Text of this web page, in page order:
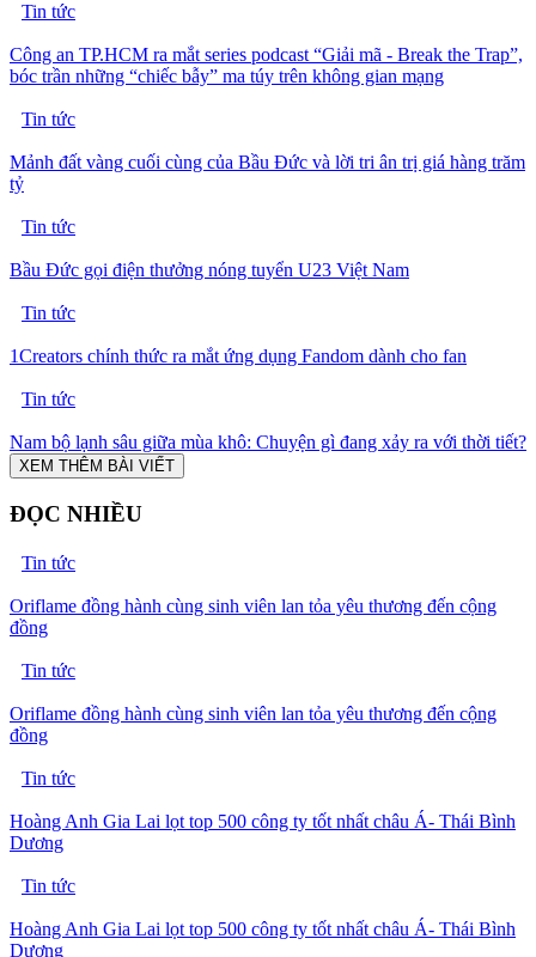
Tin tức
Công an TP.HCM ra mắt series podcast “Giải mã - Break the Trap”,
bóc trần những “chiếc bẫy” ma túy trên không gian mạng
Tin tức
Mảnh đất vàng cuối cùng của Bầu Đức và lời tri ân trị giá hàng trăm
tỷ
Tin tức
Bầu Đức gọi điện thưởng nóng tuyển U23 Việt Nam
Tin tức
1Creators chính thức ra mắt ứng dụng Fandom dành cho fan
Tin tức
Nam bộ lạnh sâu giữa mùa khô: Chuyện gì đang xảy ra với thời tiết?
XEM THÊM BÀI VIẾT
ĐỌC NHIỀU
Tin tức
Oriflame đồng hành cùng sinh viên lan tỏa yêu thương đến cộng
đồng
Tin tức
Oriflame đồng hành cùng sinh viên lan tỏa yêu thương đến cộng
đồng
Tin tức
Hoàng Anh Gia Lai lọt top 500 công ty tốt nhất châu Á- Thái Bình
Dương
Tin tức
Hoàng Anh Gia Lai lọt top 500 công ty tốt nhất châu Á- Thái Bình
Dương